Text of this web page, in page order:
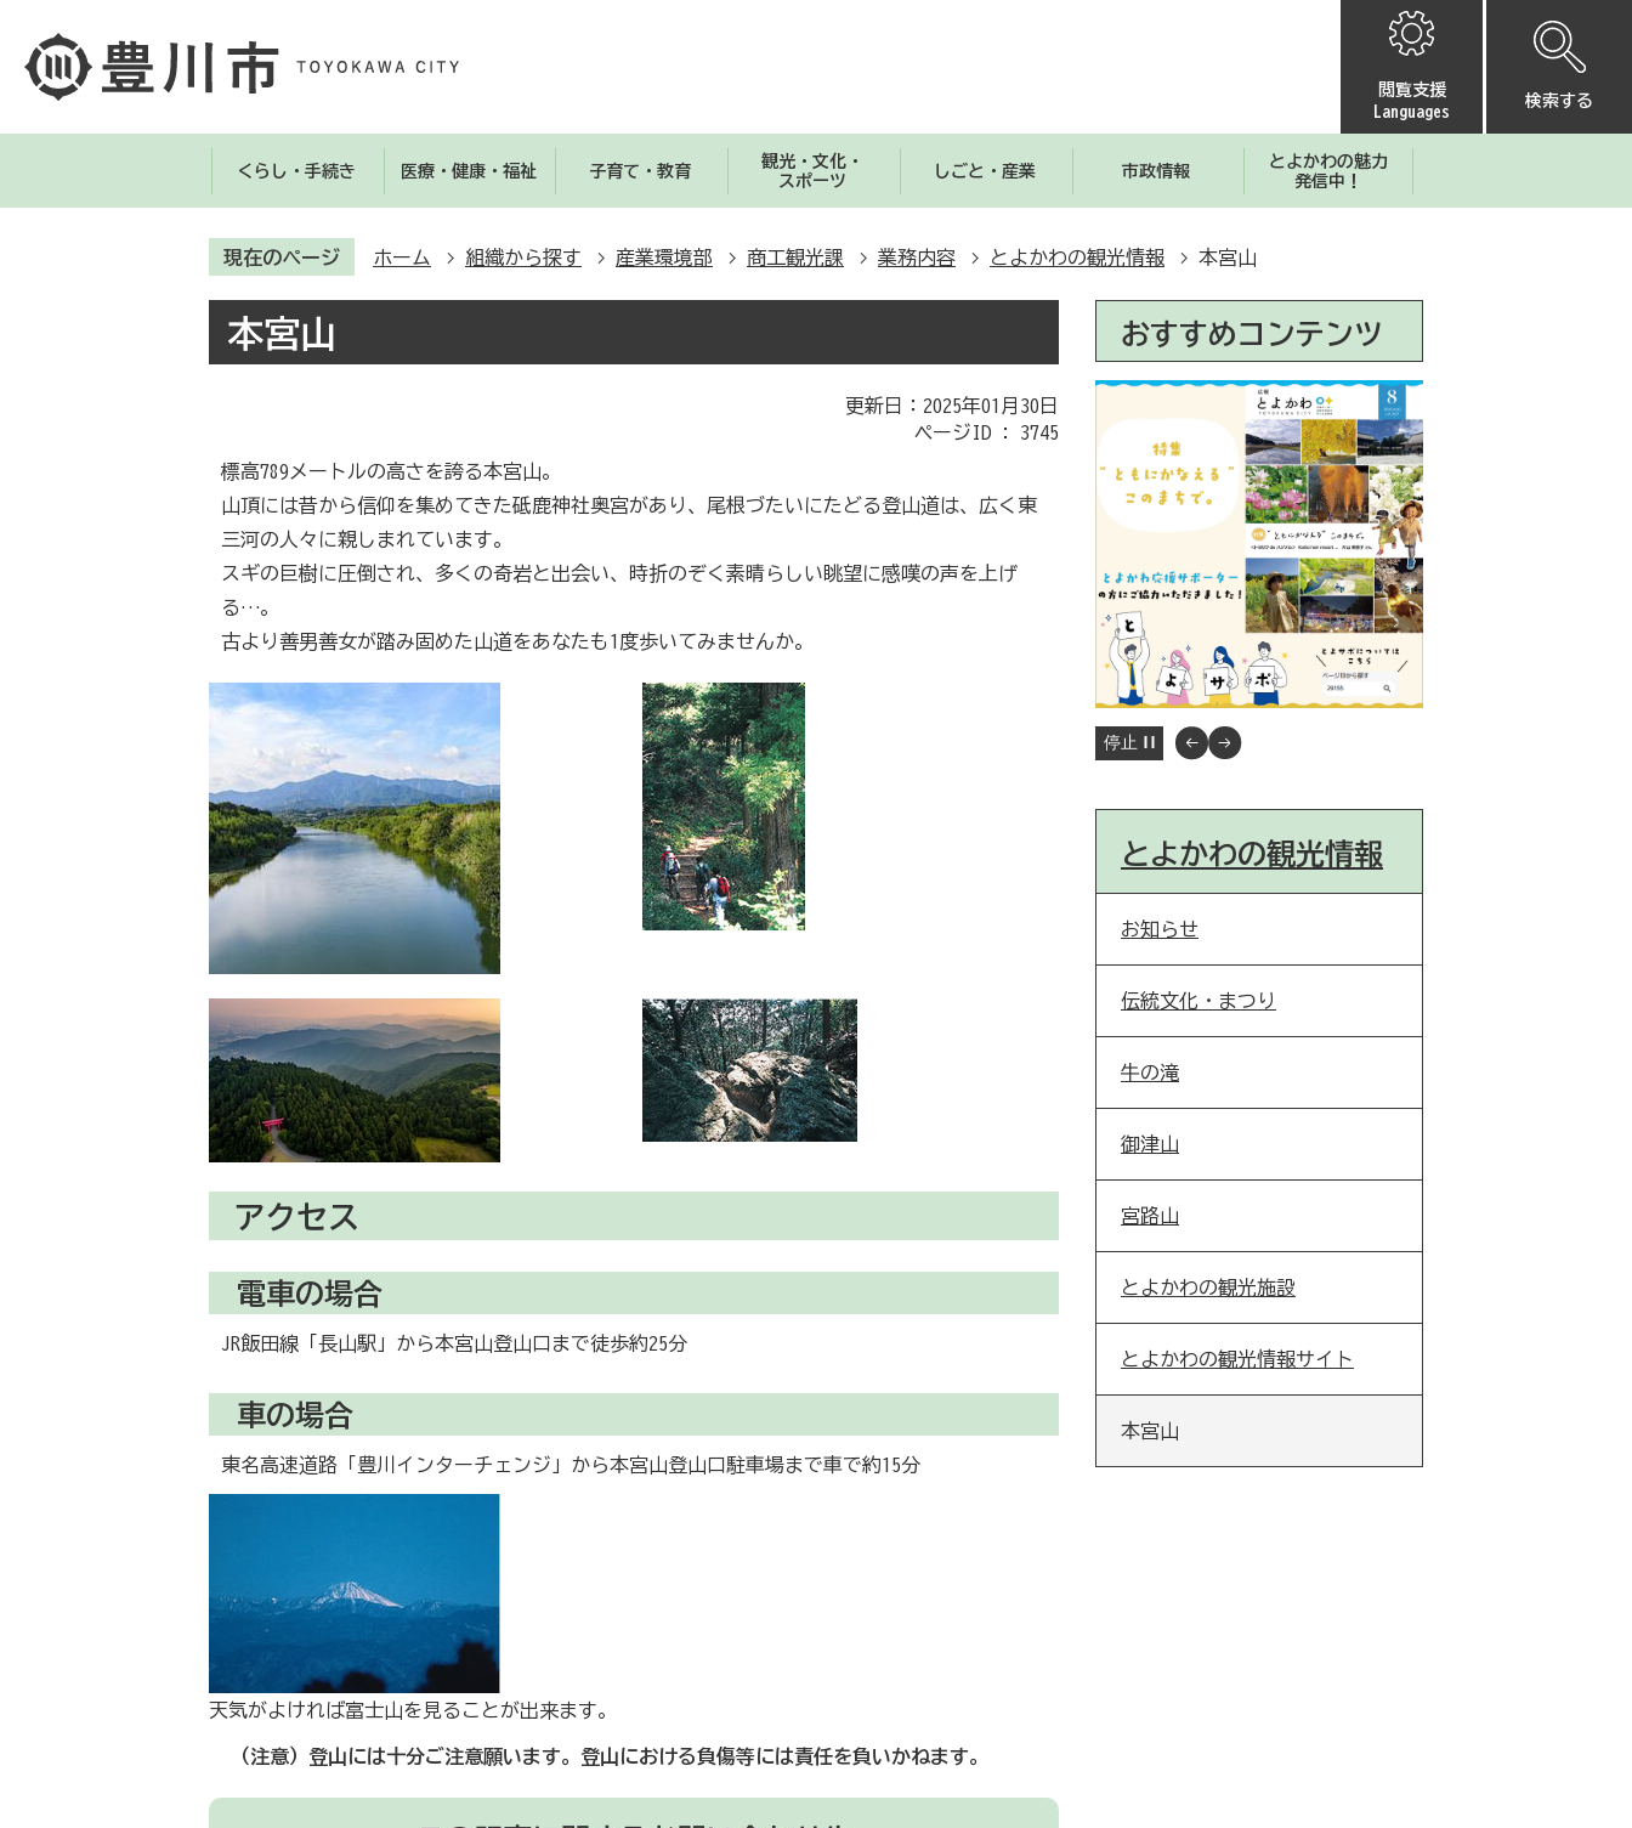
閲覧支援
Languages
検索する
くらし・手続き 医療・健康・福祉 子育て・教育
観光・文化・
スポーツ
しごと・産業 市政情報
とよかわの魅力
発信中！
現在のページ ホーム 組織から探す 産業環境部 商工観光課 業務内容 とよかわの観光情報 本宮山
本宮山
更新日：2025年01月30日
ページID : 3745
標高789メートルの高さを誇る本宮山。
山頂には昔から信仰を集めてきた砥鹿神社奥宮があり、尾根づたいにたどる登山道は、広く東
三河の人々に親しまれています。
スギの巨樹に圧倒され、多くの奇岩と出会い、時折のぞく素晴らしい眺望に感嘆の声を上げ
る…。
古より善男善女が踏み固めた山道をあなたも1度歩いてみませんか。
アクセス
電車の場合
JR飯田線「長山駅」から本宮山登山口まで徒歩約25分
車の場合
東名高速道路「豊川インターチェンジ」から本宮山登山口駐車場まで車で約15分
天気がよければ富士山を見ることが出来ます。
（注意）登山には十分ご注意願います。登山における負傷等には責任を負いかねます。
おすすめコンテンツ
停止
とよかわの観光情報
お知らせ
伝統文化・まつり
牛の滝
御津山
宮路山
とよかわの観光施設
とよかわの観光情報サイト
本宮山